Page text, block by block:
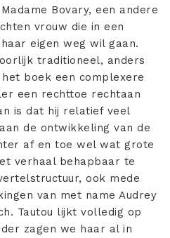
Bovary, een andere
vrouw die in een
eigen weg wil gaan.
traditioneel, anders
boek een complexere
een rechttoe rechtaan
is dat hij relatief veel
de ontwikkeling van de
af en toe wel wat grote
verhaal behapbaar te
ook mede
van met name Audrey
Tautou lijkt volledig op
zagen we haar al in